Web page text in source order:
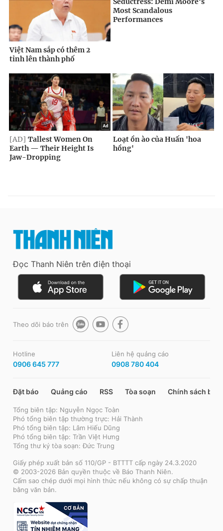
Đọc Thanh Niên trên điện thoại
Theo dõi báo trên
Hotline
0906 645 777
Liên hệ quảng cáo
0908 780 404
Đặt báo Quảng cáo RSS Tòa soạn Chính sách bảo
Tổng biên tập: Nguyễn Ngọc Toàn
Phó tổng biên tập thường trực: Hải Thành
Phó tổng biên tập: Lâm Hiếu Dũng
Phó tổng biên tập: Trần Việt Hưng
Tổng thư ký tòa soạn: Đức Trung
Giấy phép xuất bản số 110/GP - BTTTT cấp ngày 24.3.2020
© 2003-2026 Bản quyền thuộc về Báo Thanh Niên.
Cấm sao chép dưới mọi hình thức nếu không có sự chấp thuận
bằng văn bản.